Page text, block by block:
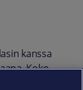
kanssa
Koko